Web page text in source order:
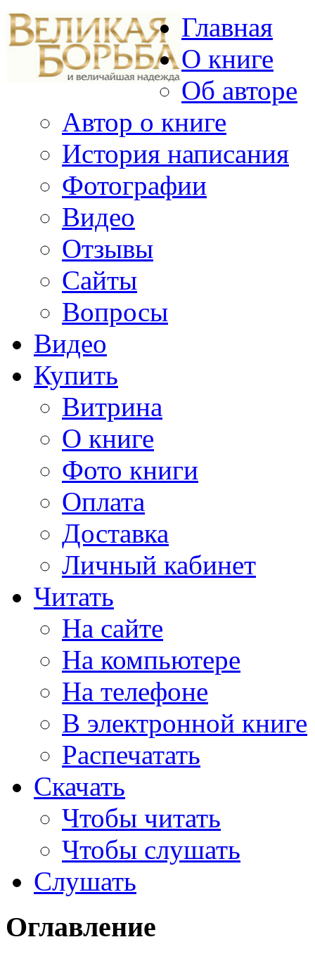
Главная
О книге
Об авторе
Автор о книге
История написания
Фотографии
Видео
Отзывы
Сайты
Вопросы
Видео
Купить
Витрина
О книге
Фото книги
Оплата
Доставка
Личный кабинет
Читать
На сайте
На компьютере
На телефоне
В электронной книге
Распечатать
Скачать
Чтобы читать
Чтобы слушать
Слушать
Оглавление